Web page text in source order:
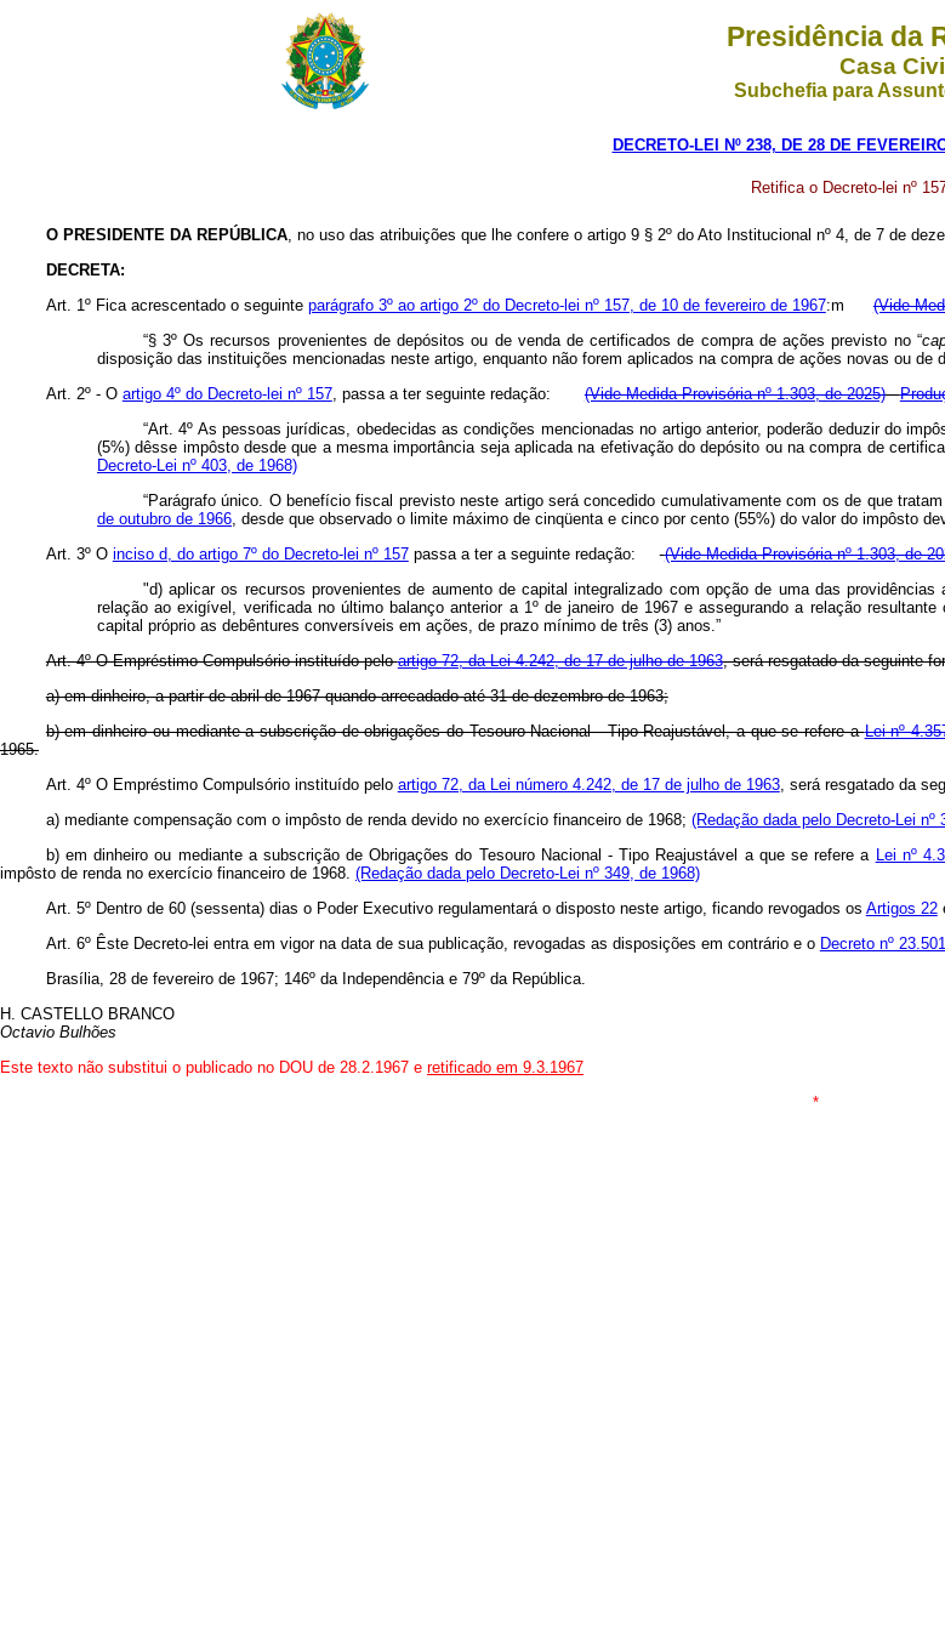
Presidência da
Casa Civil
Subchefia para
DECRETO-LEI Nº 238, DE 28 DE
Retifica o Decreto-lei nº
O PRESIDENTE DA REPÚBLICA, no uso das atribuições que lhe confere o artigo 9 § 2º do Ato Institucional nº 4, de 7 de
DECRETA:
Art. 1º Fica acrescentado o seguinte parágrafo 3º ao artigo 2º do Decreto-lei nº 157, de 10 de fevereiro de 1967:m(Vide
“§ 3º Os recursos provenientes de depósitos ou de venda de certificados de compra de ações previsto no “
disposição das instituições mencionadas neste artigo, enquanto não forem aplicados na compra de ações novas ou de
Art. 2º - O artigo 4º do Decreto-lei nº 157, passa a ter seguinte redação:(Vide Medida Provisória nº 1.303, de 2025)
“Art. 4º As pessoas jurídicas, obedecidas as condições mencionadas no artigo anterior, poderão deduzir do
(5%) dêsse impôsto desde que a mesma importância seja aplicada na efetivação do depósito ou na compra de
Decreto-Lei nº 403, de 1968)
“Parágrafo único. O benefício fiscal previsto neste artigo será concedido cumulativamente com os de que tratam
de outubro de 1966, desde que observado o limite máximo de cinqüenta e cinco por cento (55%) do valor do impôsto
Art. 3º O inciso d, do artigo 7º do Decreto-lei nº 157passa a ter a seguinte redação: (Vide Medida Provisória nº 1.303, de
"d) aplicar os recursos provenientes de aumento de capital integralizado com opção de uma das
relação ao exigível, verificada no último balanço anterior a 1º de janeiro de 1967 e assegurando a relação
capital próprio as debêntures conversíveis em ações, de prazo mínimo de três (3) anos.”
Art. 4º O Empréstimo Compulsório instituído peloartigo 72, da Lei 4.242, de 17 de julho de 1963, será resgatado da seguinte
a) em dinheiro, a partir de abril de 1967 quando arrecadado até 31 de dezembro de 1963;
b) em dinheiro ou mediante a subscrição de obrigações do Tesouro Nacional - Tipo Reajustável, a que se refere aLei nº
1965.
Art. 4º O Empréstimo Compulsório instituído pelo artigo 72, da Lei número 4.242, de 17 de julho de 1963, será resgatado da
a) mediante compensação com o impôsto de renda devido no exercício financeiro de 1968; (Redação dada pelo Decreto-Lei nº
b) em dinheiro ou mediante a subscrição de Obrigações do Tesouro Nacional - Tipo Reajustável a que se refere a Lei nº
impôsto de renda no exercício financeiro de 1968. (Redação dada pelo Decreto-Lei nº 349, de 1968)
Art. 5º Dentro de 60 (sessenta) dias o Poder Executivo regulamentará o disposto neste artigo, ficando revogados os Artigos 22
Art. 6º Êste Decreto-lei entra em vigor na data de sua publicação, revogadas as disposições em contrário e o Decreto nº
Brasília, 28 de fevereiro de 1967; 146º da Independência e 79º da República.
H. CASTELLO BRANCO
Octavio Bulhões
Este texto não substitui o publicado no DOU de 28.2.1967 e retificado em 9.3.1967
*